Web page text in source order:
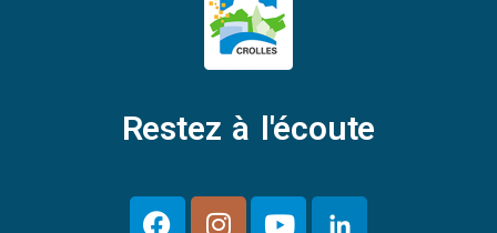
Restez à l'écoute